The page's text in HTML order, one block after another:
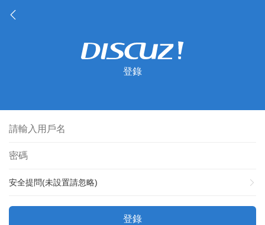
登錄
安全提問(未設置請忽略)
登錄